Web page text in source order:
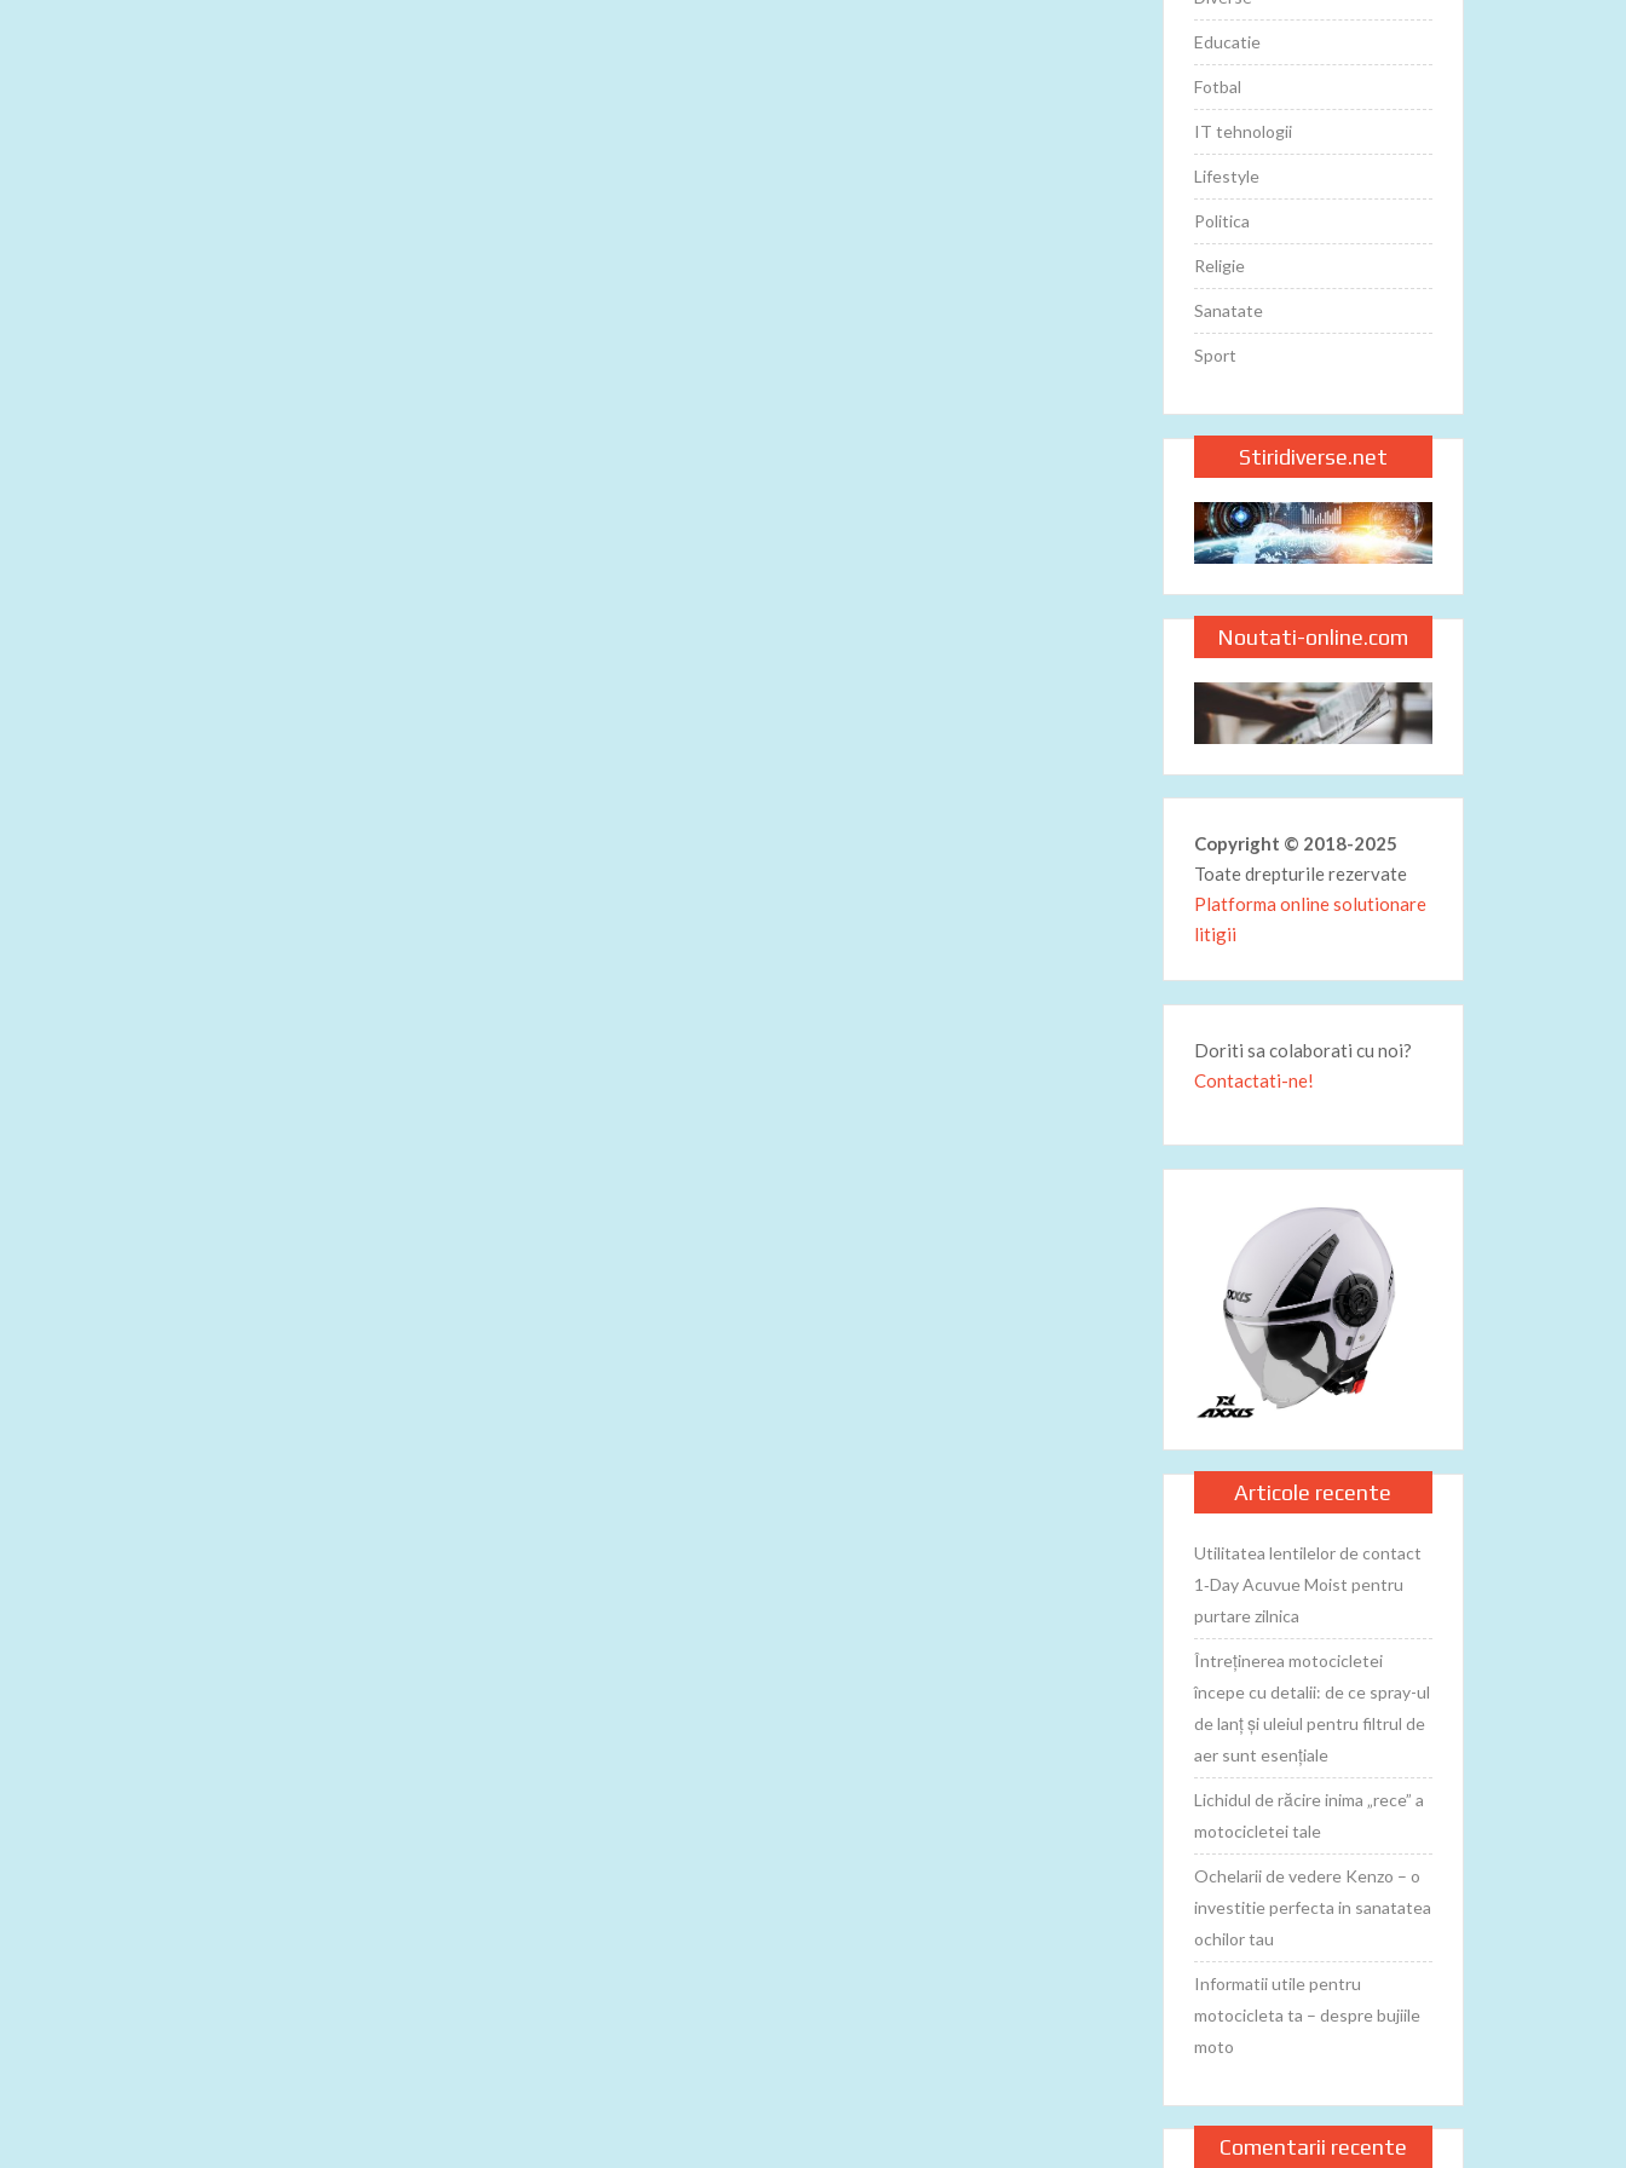
Educatie
Fotbal
IT tehnologii
Lifestyle
Politica
Religie
Sanatate
Sport
Stiridiverse.net
Noutati-online.com
Copyright © 2018-2025
Toate drepturile rezervate
Platforma online solutionare
litigii
Doriti sa colaborati cu noi?
Contactati-ne!
Articole recente
Utilitatea lentilelor de contact
1‑Day Acuvue Moist pentru
purtare zilnica
Întreținerea motocicletei
începe cu detalii: de ce spray-ul
de lanț și uleiul pentru filtrul de
aer sunt esențiale
Lichidul de răcire inima „rece” a
motocicletei tale
Ochelarii de vedere Kenzo – o
investitie perfecta in sanatatea
ochilor tau
Informatii utile pentru
motocicleta ta – despre bujiile
moto
Comentarii recente